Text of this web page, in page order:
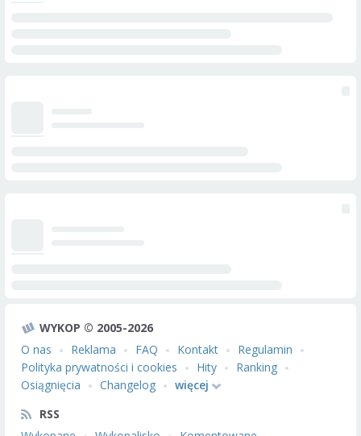
WYKOP © 2005-2026
O nas
Reklama FAQ Kontakt
Regulamin
Polityka prywatności i cookies
Hity
Ranking
Osiągnięcia
Changelog
więcej
RSS